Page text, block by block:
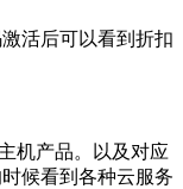
活后可以看到折扣
机产品。以及对应
候看到各种云服务